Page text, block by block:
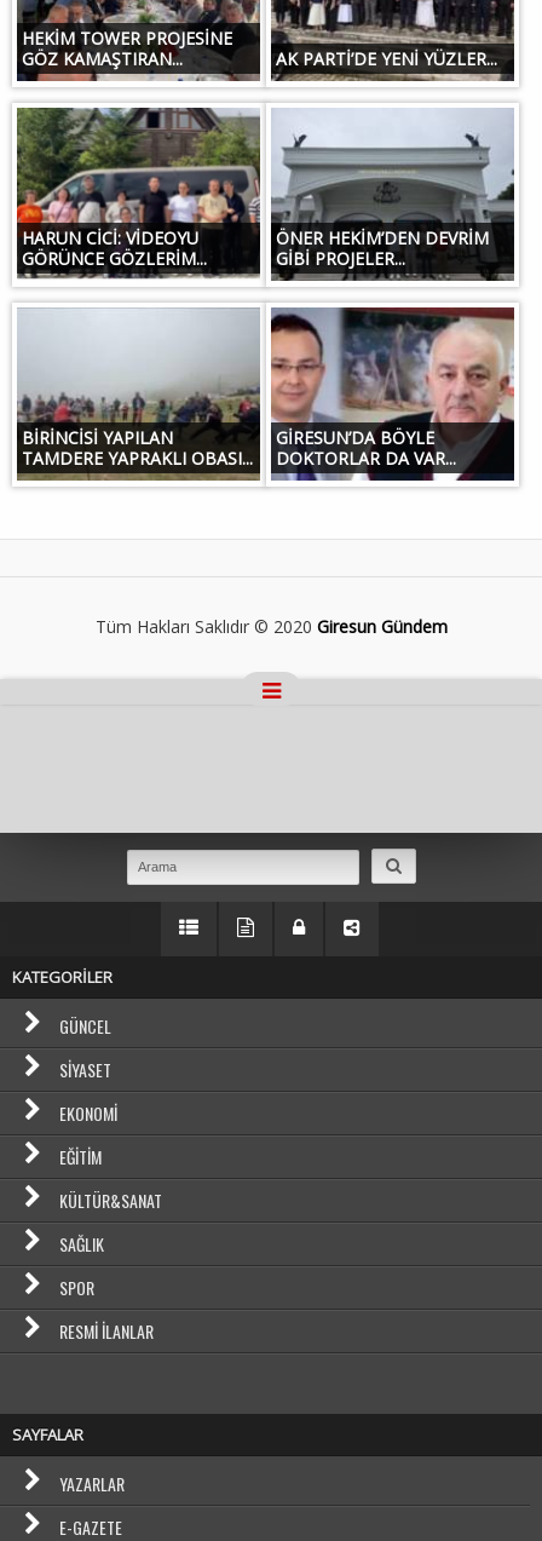
HEKİM TOWER PROJESİNE
GÖZ KAMAŞTIRAN...
AK PARTİ’DE YENİ YÜZLER...
HARUN CİCİ: VİDEOYU
GÖRÜNCE GÖZLERİM...
ÖNER HEKİM’DEN DEVRİM
GİBİ PROJELER...
BİRİNCİSİ YAPILAN
TAMDERE YAPRAKLI OBASI...
GİRESUN’DA BÖYLE
DOKTORLAR DA VAR...
Tüm Hakları Saklıdır © 2020 Giresun Gündem
KATEGORİLER
GÜNCEL
SIYASET
EKONOMI
EĞITIM
KÜLTÜR&SANAT
SAĞLIK
SPOR
RESMI İLANLAR
SAYFALAR
YAZARLAR
E-GAZETE